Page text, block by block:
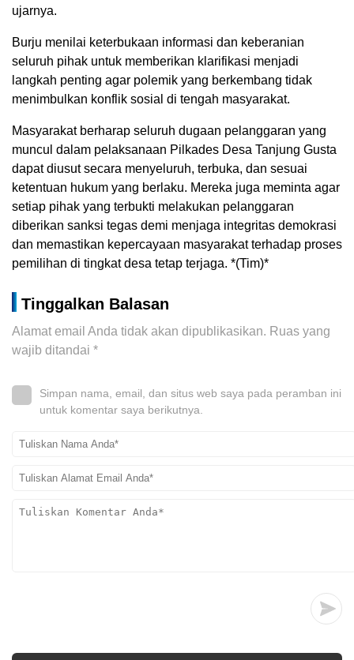
ujarnya.
Burju menilai keterbukaan informasi dan keberanian
seluruh pihak untuk memberikan klarifikasi menjadi
langkah penting agar polemik yang berkembang tidak
menimbulkan konflik sosial di tengah masyarakat.
Masyarakat berharap seluruh dugaan pelanggaran yang
muncul dalam pelaksanaan Pilkades Desa Tanjung Gusta
dapat diusut secara menyeluruh, terbuka, dan sesuai
ketentuan hukum yang berlaku. Mereka juga meminta agar
setiap pihak yang terbukti melakukan pelanggaran
diberikan sanksi tegas demi menjaga integritas demokrasi
dan memastikan kepercayaan masyarakat terhadap proses
pemilihan di tingkat desa tetap terjaga. *(Tim)*
Tinggalkan Balasan
Alamat email Anda tidak akan dipublikasikan. Ruas yang
wajib ditandai *
Simpan nama, email, dan situs web saya pada peramban ini
untuk komentar saya berikutnya.